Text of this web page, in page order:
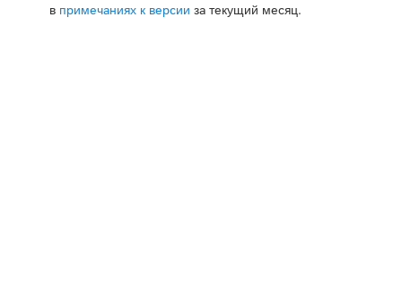
в примечаниях к версии за текущий месяц.